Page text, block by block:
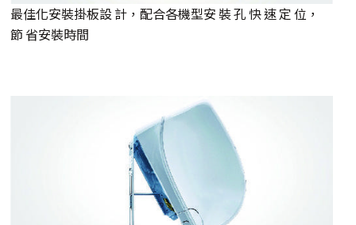
最佳化安裝掛板設 計，配合各機型安 裝 孔 快 速 定 位，
節 省安裝時間